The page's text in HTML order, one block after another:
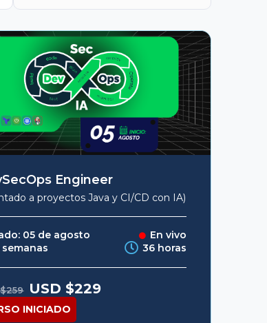
Engineer
a proyectos Java y CI/CD con IA)
05 de agosto
En vivo
semanas
36 horas
259 Original
price
was:
USD
USD $229
INICIADO